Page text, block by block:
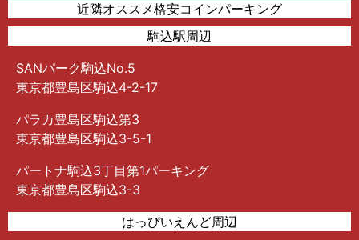
近隣オススメ格安コインパーキング
駒込駅周辺
SANパーク駒込No.5
東京都豊島区駒込4-2-17
パラカ豊島区駒込第3
東京都豊島区駒込3-5-1
パートナ駒込3丁目第1パーキング
東京都豊島区駒込3-3
はっぴいえんど周辺